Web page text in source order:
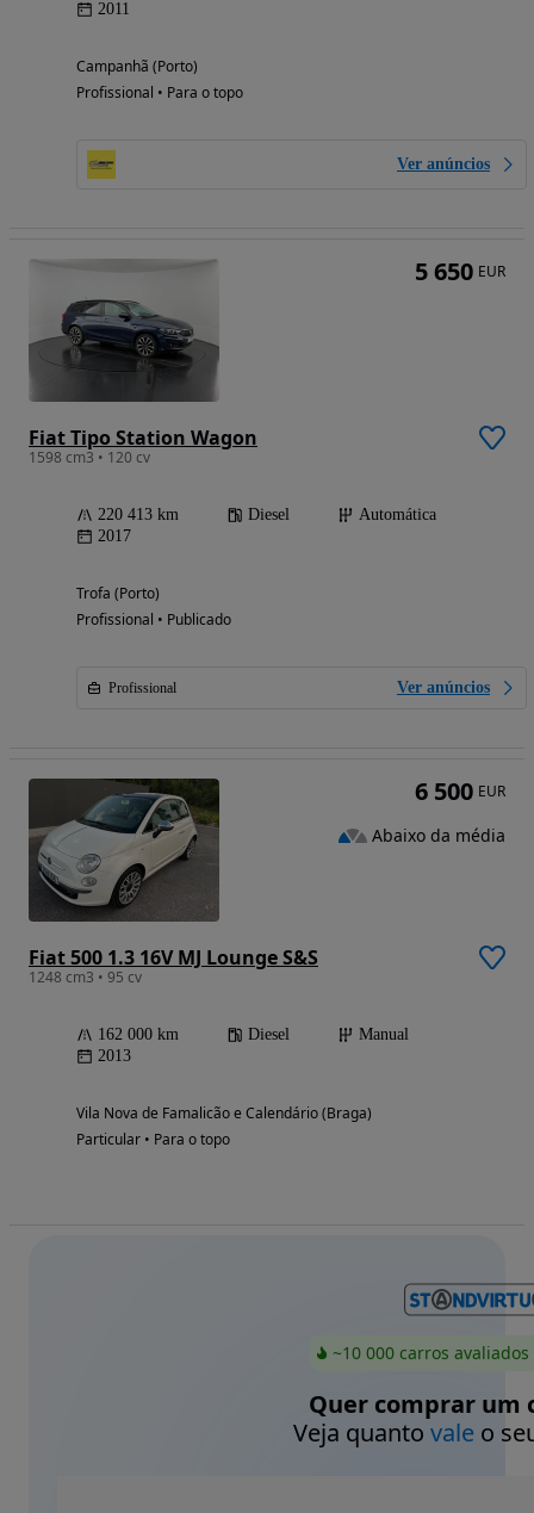
2011
Campanhã (Porto)
Profissional • Para o topo
Ver anúncios
Fiat Tipo Station Wagon
1598 cm3 • 120 cv
220 413 km Diesel
Automática
2017
Trofa (Porto)
Profissional • Publicado
Profissional Ver anúncios
5 650 EUR
Fiat 500 1.3 16V MJ Lounge S&S
1248 cm3 • 95 cv
162 000 km Diesel
Manual
2013
Vila Nova de Famalicão e Calendário (Braga)
Particular • Para o topo
6 500 EUR
Abaixo da média
~10 000 carros
Quer comprar um
Veja quanto valeo